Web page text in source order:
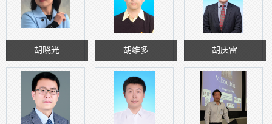
胡晓光 胡维多 胡庆雷